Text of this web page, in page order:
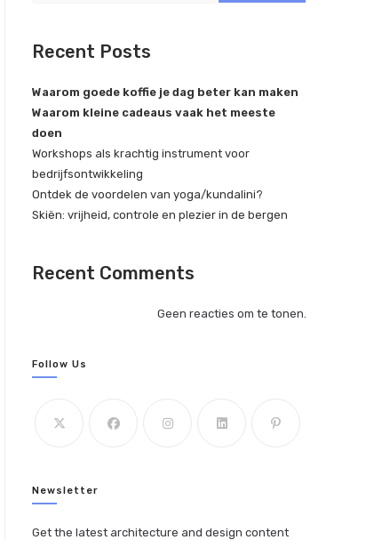
Recent Posts
Waarom goede koffie je dag beter kan maken
Waarom kleine cadeaus vaak het meeste
doen
Workshops als krachtig instrument voor
bedrijfsontwikkeling
Ontdek de voordelen van yoga/kundalini?
Skiën: vrijheid, controle en plezier in de bergen
Recent Comments
Geen reacties om te tonen.
Follow Us
Newsletter
Get the latest architecture and design content